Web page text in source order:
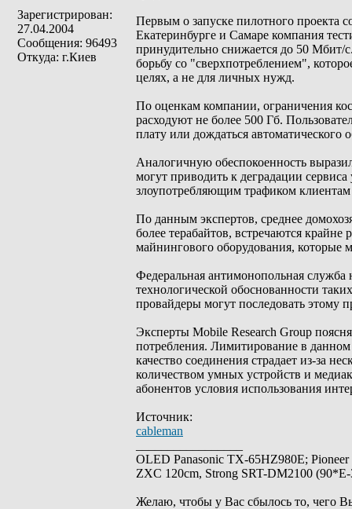
Зарегистрирован:
27.04.2004
Сообщения: 96493
Откуда: г.Киев
Первым о запуске пилотного проекта
Екатеринбурге и Самаре компания
принудительно снижается до 50 Мбит/
борьбу со "сверхпотреблением",
целях, а не для личных нужд.
По оценкам компании, ограничения
расходуют не более 500 Гб.
плату или дождаться
Аналогичную обеспокоенность
могут приводить к деградации
злоупотребляющим трафиком
По данным экспертов, среднее
более терабайтов, встречаются
майнингового оборудования, которые
Федеральная антимонопольная
технологической обоснованности
провайдеры могут последовать этому
Эксперты Mobile Research Group
потребления. Лимитирование в
качество соединения страдает из-за
количеством умных устройств и
абонентов условия использования
Источник:
cableman
OLED Panasonic TX-65HZ980E;
ZXC 120cm, Strong SRT-DM2100
Желаю, чтобы у Вас сбылось то, чего